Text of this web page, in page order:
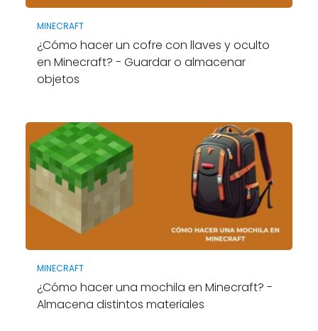
MINECRAFT
¿Cómo hacer un cofre con llaves y oculto
en Minecraft? - Guardar o almacenar
objetos
MINECRAFT
¿Cómo hacer una mochila en Minecraft? -
Almacena distintos materiales